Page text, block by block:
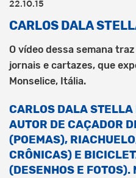
22.10.15
CARLOS DALA
O vídeo dessa semana
jornais e cartazes, que
Monselice, Itália.
CARLOS DALA STELLA
AUTOR DE CAÇADOR
(POEMAS),
CRÔNICAS) E
(DESENHOS E FOTOS).